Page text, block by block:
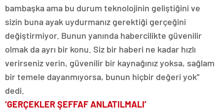
bambaşka ama bu durum teknolojinin geliştiğini ve
sizin buna ayak uydurmanız gerektiği gerçeğini
değiştirmiyor. Bunun yanında habercilikte güvenilir
olmak da ayrı bir konu. Siz bir haberi ne kadar hızlı
verirseniz verin, güvenilir bir kaynağınız yoksa, sağlam
bir temele dayanmıyorsa, bunun hiçbir değeri yok”
dedi.
‘GERÇEKLER ŞEFFAF ANLATILMALI’